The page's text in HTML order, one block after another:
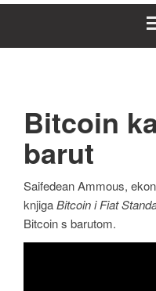
Bitcoin
barut
Saifedean Ammous,
knjigaBitcoin i Fiat
Bitcoin s barutom.